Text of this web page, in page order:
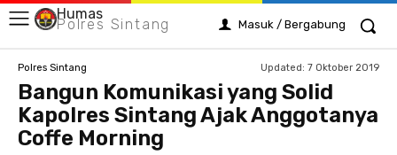
Humas
Polres Sintang Masuk / Bergabung
Polres Sintang Updated: 7 Oktober 2019
Bangun Komunikasi yang Solid
Kapolres Sintang Ajak Anggotanya
Coffe Morning